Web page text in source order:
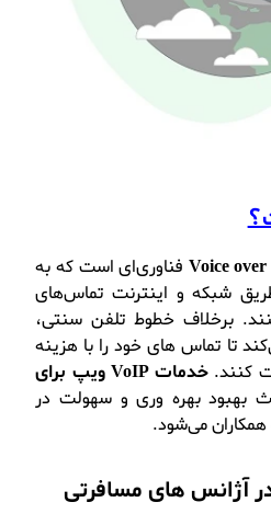
Voice فناوری‌ای است که به
شبکه و اینترنت تماس‌های
برخلاف خطوط تلفن سنتی،
تا تماس‌ های خود را با هزینه
کنند.
خدمات VoIP ویپ برای
بهبود بهره‌ وری و سهولت در
همکاران می‌شود.